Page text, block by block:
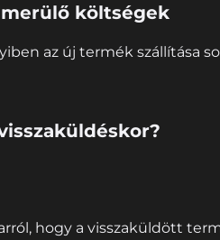
költségek
az új termék szállítása
hogy a visszaküldött